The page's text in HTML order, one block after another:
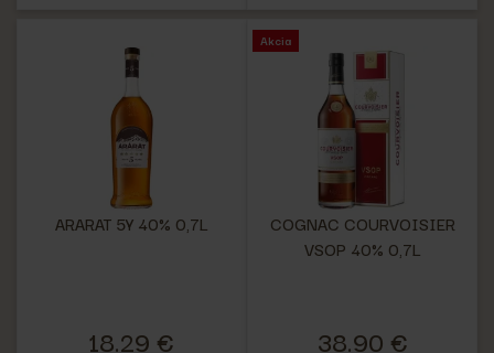
ARARAT 5Y 40% 0,7L
18.29 €
Akcia
COGNAC COURVOISIER
VSOP 40% 0,7L
38.90 €